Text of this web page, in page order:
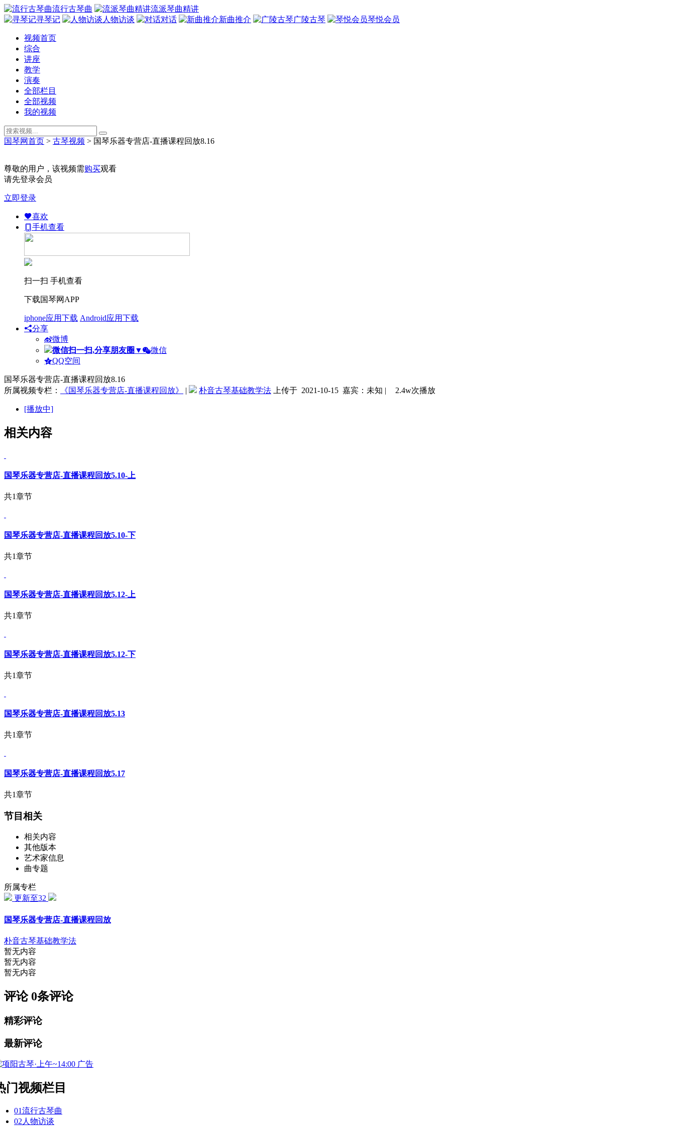
流行古琴曲
流派琴曲精讲
寻琴记
人物访谈 对话 新曲推介 广陵古琴 琴悦会员
视频首页
综合
讲座
教学
演奏
全部栏目
全部视频
我的视频
国琴网首页 > 古琴视频 > 国琴乐器专营店-直播课程回放8.16
尊敬的用户，该视频需购买观看
请先登录会员
立即登录
喜欢
手机查看
扫一扫 手机查看
下载国琴网APP
iphone应用下载 Android应用下载
分享
微博
微信扫一扫,分享朋友圈 ▼
微信
QQ空间
国琴乐器专营店-直播课程回放8.16
所属视频专栏：
《国琴乐器专营店-直播课程回放》 | 朴音古琴基础教学法 上传于 2021-10-15 嘉宾：未知 | 2.4w次播放
[播放中]
相关内容
国琴乐器专营店-直播课程回放5.10-上
共1章节
国琴乐器专营店-直播课程回放5.10-下
共1章节
国琴乐器专营店-直播课程回放5.12-上
共1章节
国琴乐器专营店-直播课程回放5.12-下
共1章节
国琴乐器专营店-直播课程回放5.13
共1章节
国琴乐器专营店-直播课程回放5.17
共1章节
节目相关
相关内容
其他版本
艺术家信息
曲专题
所属专栏
更新至32
国琴乐器专营店-直播课程回放
朴音古琴基础教学法
暂无内容
暂无内容
暂无内容
评论 0条评论
精彩评论
最新评论
广告
门视频栏目
01流行古琴曲
02 人物访谈